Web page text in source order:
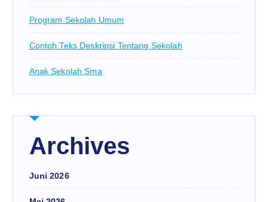
Program Sekolah Umum
Contoh Teks Deskripsi Tentang Sekolah
Anak Sekolah Sma
Archives
Juni 2026